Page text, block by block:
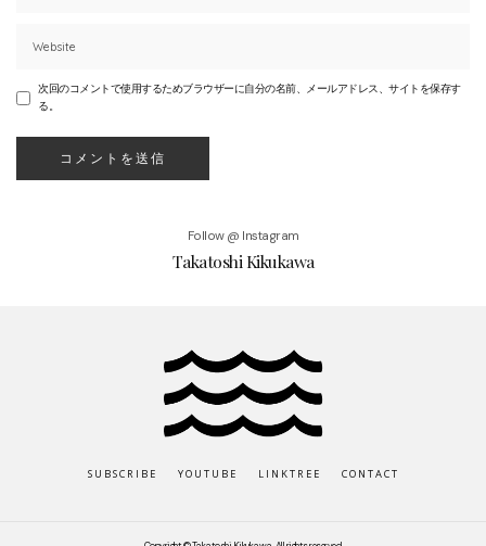
次回のコメントで使用するためブラウザーに自分の名前、メールアドレス、サイトを保存す
る。
Follow @ Instagram
Takatoshi Kikukawa
SUBSCRIBE YOUTUBE LINKTREE CONTACT